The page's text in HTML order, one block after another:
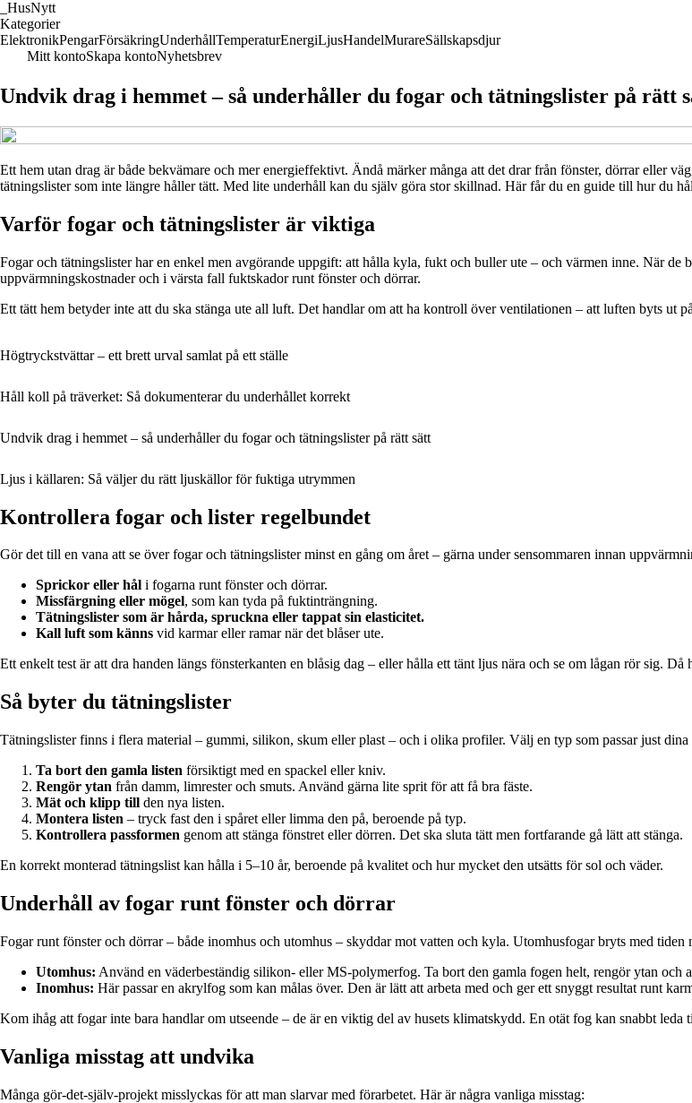
HusNytt
Kategorier
ElektronikPengarFörsäkringUnderhållTemperaturEnergiLjusHandelMurareSällskapsdjur
Mitt kontoSkapa kontoNyhetsbrev
Undvik drag i hemmet – så underhåller du fogar och tätningslister på rätt
Ett hem utan drag är både bekvämare och mer energieffektivt. Ändå märker många att det drar från fönster, dörrar eller
tätningslister som inte längre håller tätt. Med lite underhåll kan du själv göra stor skillnad. Här får du en guide till hur du
Varför fogar och tätningslister är viktiga
Fogar och tätningslister har en enkel men avgörande uppgift: att hålla kyla, fukt och buller ute – och värmen inne. När de
uppvärmningskostnader och i värsta fall fuktskador runt fönster och dörrar.
Ett tätt hem betyder inte att du ska stänga ute all luft. Det handlar om att ha kontroll över ventilationen – att luften byts ut
Högtryckstvättar – ett brett urval samlat på ett ställe
Håll koll på träverket: Så dokumenterar du underhållet korrekt
Undvik drag i hemmet – så underhåller du fogar och tätningslister på rätt sätt
Ljus i källaren: Så väljer du rätt ljuskällor för fuktiga utrymmen
Kontrollera fogar och lister regelbundet
Gör det till en vana att se över fogar och tätningslister minst en gång om året – gärna under sensommaren innan
Sprickor eller hål i fogarna runt fönster och dörrar.
Missfärgning eller mögel, som kan tyda på fuktinträngning.
Tätningslister som är hårda, spruckna eller tappat sin elasticitet.
Kall luft som känns vid karmar eller ramar när det blåser ute.
Ett enkelt test är att dra handen längs fönsterkanten en blåsig dag – eller hålla ett tänt ljus nära och se om lågan rör sig.
Så byter du tätningslister
Tätningslister finns i flera material – gummi, silikon, skum eller plast – och i olika profiler. Välj en typ som passar just
Ta bort den gamla listen försiktigt med en spackel eller kniv.
Rengör ytan från damm, limrester och smuts. Använd gärna lite sprit för att få bra fäste.
Mät och klipp till den nya listen.
Montera listen – tryck fast den i spåret eller limma den på, beroende på typ.
Kontrollera passformen genom att stänga fönstret eller dörren. Det ska sluta tätt men fortfarande gå lätt att stänga.
En korrekt monterad tätningslist kan hålla i 5–10 år, beroende på kvalitet och hur mycket den utsätts för sol och väder.
Underhåll av fogar runt fönster och dörrar
Fogar runt fönster och dörrar – både inomhus och utomhus – skyddar mot vatten och kyla. Utomhusfogar bryts med
Utomhus: Använd en väderbeständig silikon- eller MS-polymerfog. Ta bort den gamla fogen helt, rengör ytan
Inomhus: Här passar en akrylfog som kan målas över. Den är lätt att arbeta med och ger ett snyggt resultat runt
Kom ihåg att fogar inte bara handlar om utseende – de är en viktig del av husets klimatskydd. En otät fog kan snabbt
Vanliga misstag att undvika
Många gör-det-själv-projekt misslyckas för att man slarvar med förarbetet. Här är några vanliga misstag: